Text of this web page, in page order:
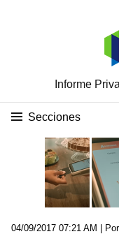
Informe
Secciones
04/09/2017 07:21 AM |